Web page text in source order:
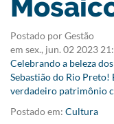
Postado por Gestão
em sex., jun. 02 2023
Celebrando a beleza
Sebastião do Rio Preto!
verdadeiro patrimônio
Postado em: Cultura